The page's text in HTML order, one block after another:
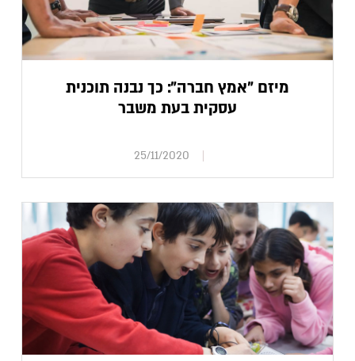
מיזם "אמץ חברה": כך נבנה תוכנית
עסקית בעת משבר
25/11/2020